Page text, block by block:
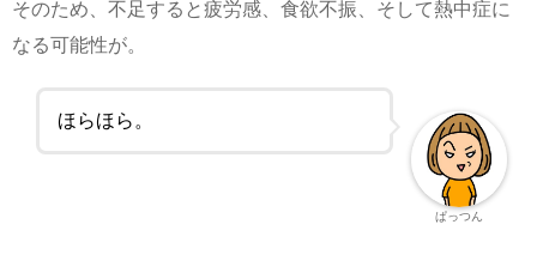
そのため、不足すると疲労感、食欲不振、そして熱中症に
なる可能性が。
ほらほら。
ぱっつん